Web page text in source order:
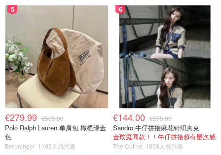
5
€279.99 €595.00
Polo Ralph Lauren 单肩包 橄榄绿金
色
Breuninger 1103人感兴趣
6
€144.00 €275.00
Sandro 牛仔拼接麻花针织夹克
金玟庭同款！！牛仔拼接超有层次感
The Outnet 1008人感兴趣